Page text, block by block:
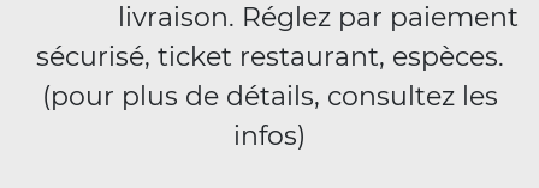
livraison. Réglez par paiement
sécurisé, ticket restaurant, espèces.
(pour plus de détails, consultez les
infos)